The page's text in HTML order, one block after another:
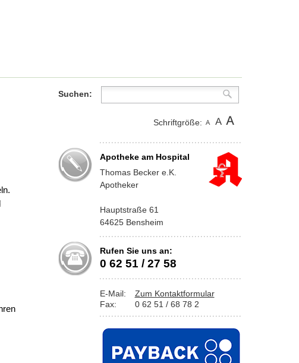
Suchen:
Schriftgröße:
Apotheke am Hospital
Thomas Becker e.K.
Apotheker
Hauptstraße 61
64625 Bensheim
Rufen Sie uns an:
0 62 51 / 27 58
E-Mail:
Zum Kontaktformular
Fax:
0 62 51 / 68 78 2